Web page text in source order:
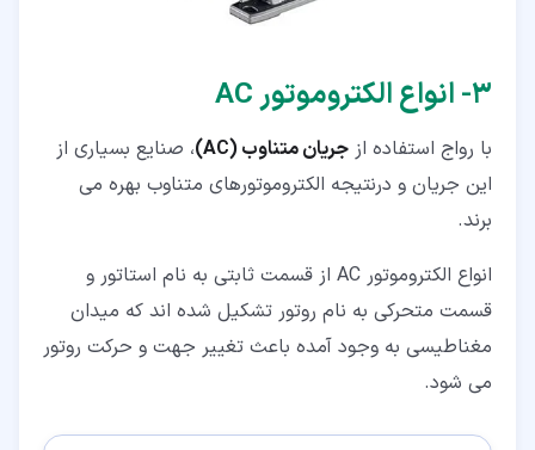
۳‏- انواع الکتروموتور AC
با رواج استفاده از جریان متناوب (AC)
، صنایع بسیاری از
این جریان و درنتیجه الکتروموتورهای متناوب بهره می
برند.
انواع الکتروموتور AC از قسمت ثابتی به نام استاتور و
قسمت متحرکی به نام روتور تشکیل شده اند که میدان
مغناطیسی به وجود آمده باعث تغییر جهت و حرکت روتور
می شود.